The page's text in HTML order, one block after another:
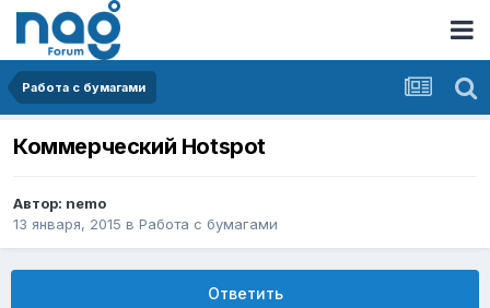
Работа с бумагами
Коммерческий Hotspot
Автор: nemo
13 января, 2015 в Работа с бумагами
Ответить